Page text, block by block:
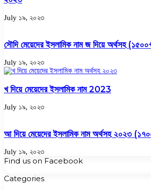
July ১৯, ২০২৩
সৌদি মেয়েদের ইসলামিক নাম জ দিয়ে অর্থসহ
July ১৯, ২০২৩
খ দিয়ে মেয়েদের ইসলামিক নাম 2023
July ১৯, ২০২৩
আ দিয়ে মেয়েদের ইসলামিক নাম অর্থসহ ২০২৩
July ১৯, ২০২৩
Find us on Facebook
Categories